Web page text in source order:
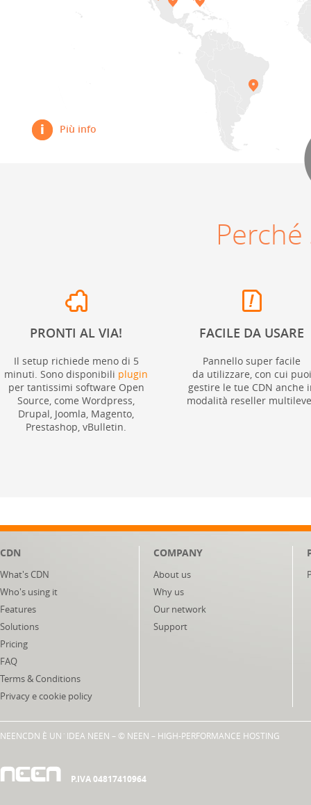
Più info
PRONTI AL VIA!
Il setup richiede meno di 5
minuti. Sono disponibili plugin
per tantissimi software Open
Source, come Wordpress,
Drupal, Joomla, Magento,
Prestashop, vBulletin.
FACILE DA USARE
Pannello super facile
da utilizzare, con cui puoi
gestire le tue CDN anche
modalità reseller
CDN
What's CDN
Who's using it
Features
Solutions
Pricing
FAQ
Terms & Conditions
Privacy e cookie policy
COMPANY
About us
Why us
Our network
Support
NEENCDN È UN´IDEA NEEN – © NEEN – HIGH-PERFORMANCE HOSTING
P.IVA 04817410964